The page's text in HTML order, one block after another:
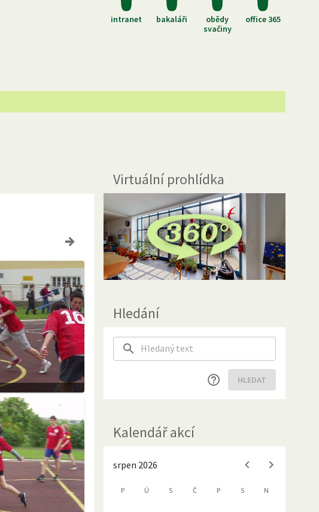
intranet bakaláři
obědy
svačiny
office 365
Virtuální prohlídka
Hledání
HLEDAT
Kalendář akcí
srpen 2026
P Ú S Č P S N